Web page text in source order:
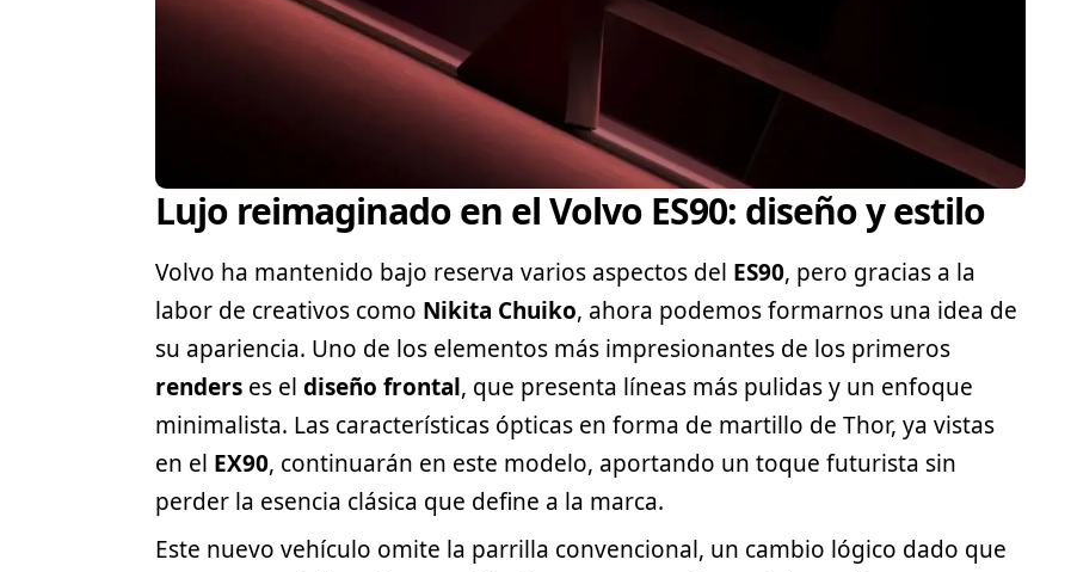
Lujo reimaginado en el Volvo ES90: diseño y estilo
Volvo ha mantenido bajo reserva varios aspectos del ES90, pero gracias a la
labor de creativos como Nikita Chuiko, ahora podemos formarnos una idea de
su apariencia. Uno de los elementos más impresionantes de los primeros
renders es el diseño frontal, que presenta líneas más pulidas y un enfoque
minimalista. Las características ópticas en forma de martillo de Thor, ya vistas
en el EX90, continuarán en este modelo, aportando un toque futurista sin
perder la esencia clásica que define a la marca.
Este nuevo vehículo omite la parrilla convencional, un cambio lógico dado que